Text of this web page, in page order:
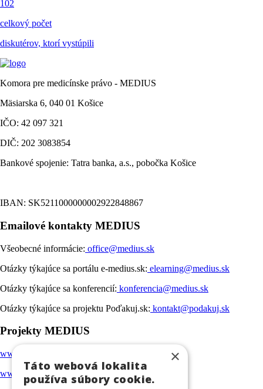
102
celkový počet
diskutérov, ktorí vystúpili
Komora pre medicínske právo - MEDIUS
Mäsiarska 6, 040 01 Košice
IČO: 42 097 321
DIČ: 202 3083854
Bankové spojenie: Tatra banka, a.s., pobočka Košice
IBAN: SK5211000000002922848867
Emailové kontakty MEDIUS
Všeobecné informácie: office@medius.sk
Otázky týkajúce sa portálu e-medius.sk: elearning@medius.sk
Otázky týkajúce sa konferencií: konferencia@medius.sk
Otázky týkajúce sa projektu Poďakuj.sk: kontakt@podakuj.sk
Projekty MEDIUS
www.medius.sk
www.e-medius.sk
×
Táto webová lokalita
používa súbory cookie.